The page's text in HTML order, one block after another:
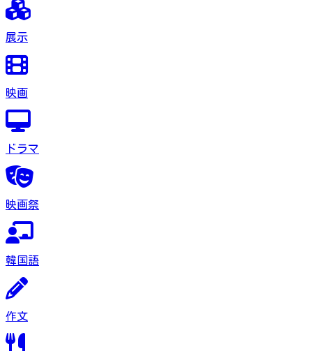
展示
映画
ドラマ
映画祭
韓国語
作文